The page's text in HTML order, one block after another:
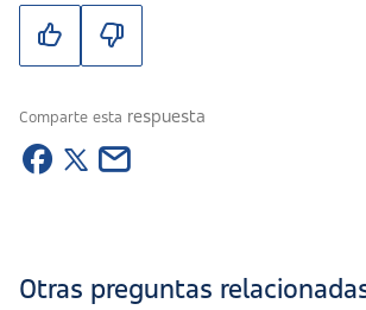
Comparte esta respuesta
Otras preguntas